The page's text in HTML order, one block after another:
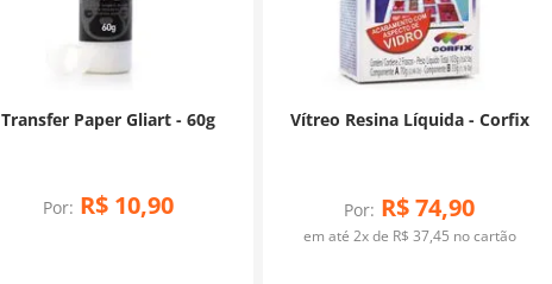
Transfer Paper Gliart - 60g
Por: R$ 10,90
Vítreo Resina Líquida - Corfix
Por: R$74,90
em até 2x de R$ 37,45 no cartão